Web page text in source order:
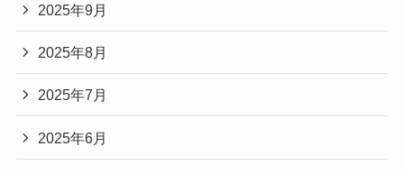
2025年9月
2025年8月
2025年7月
2025年6月